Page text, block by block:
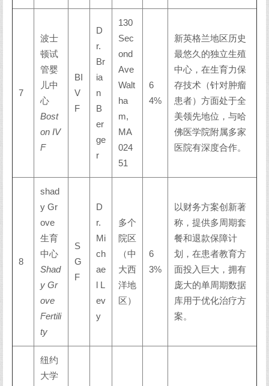
7
波士
顿试
管婴
儿中
心
Bost
on IV
F
BI
V
F
D
r.
Br
ia
n
B
er
ge
r
130
Sec
ond
Ave
Walt
ha
m,
MA
024
51
6
4%
新英格兰地区历史
最悠久的独立生殖
中心，在生育力保
存技术（针对肿瘤
患者）方面处于全
美领先地位，与哈
佛医学院附属多家
医院有深度合作。
8
shad
y Gr
ove
生育
中心
Shad
y Gr
ove
Fertili
ty
S
G
F
D
r.
Mi
ch
ae
ev
y
多个
院区
（中
大西
洋地
区）
6
3%
以财务方案创新著
称，提供多周期套
餐和退款保障计
划，在患者教育方
面投入巨大，拥有
庞大的单周期数据
库用于优化治疗方
案。
纽约
大学